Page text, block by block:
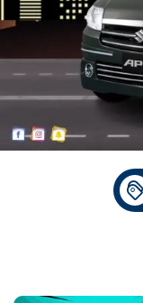
Simulasi Kredit